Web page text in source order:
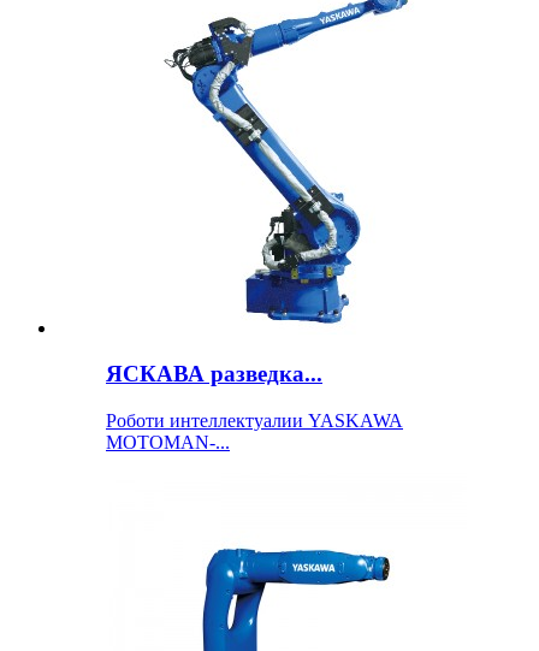
ЯСКАВА разведка...
Роботи интеллектуалии YASKAWA
MOTOMAN-...